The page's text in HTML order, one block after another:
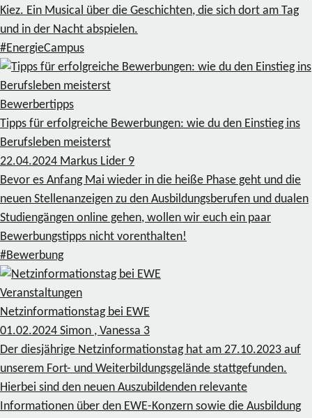
Kiez. Ein Musical über die Geschichten, die sich dort am Tag
und in der Nacht abspielen.
#EnergieCampus
Bewerbertipps
Tipps für erfolgreiche Bewerbungen: wie du den Einstieg ins
Berufsleben meisterst
22.04.2024 Markus Lider 9
Bevor es Anfang Mai wieder in die heiße Phase geht und die
neuen Stellenanzeigen zu den Ausbildungsberufen und dualen
Studiengängen online gehen, wollen wir euch ein paar
Bewerbungstipps nicht vorenthalten!
#Bewerbung
Veranstaltungen
Netzinformationstag bei EWE
01.02.2024 Simon , Vanessa 3
Der diesjährige Netzinformationstag hat am 27.10.2023 auf
unserem Fort- und Weiterbildungsgelände stattgefunden.
Hierbei sind den neuen Auszubildenden relevante
Informationen über den EWE-Konzern sowie die Ausbildung